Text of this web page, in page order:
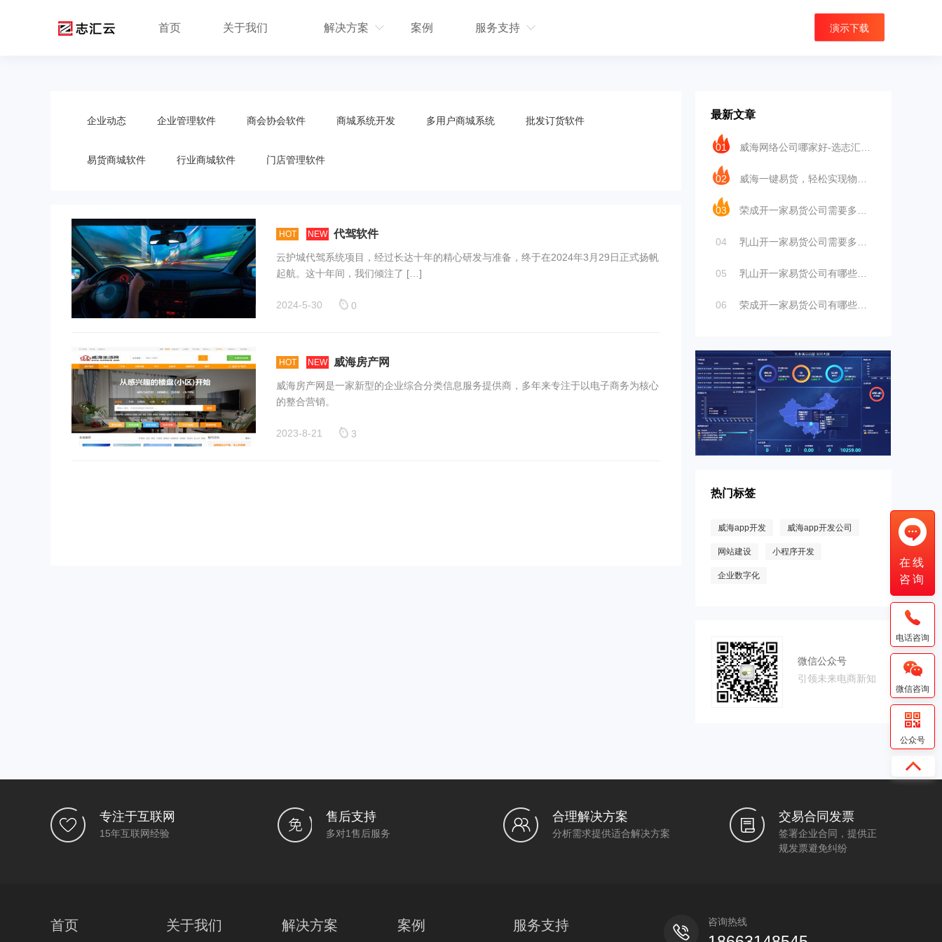
首页 关于我们 解决方案 案例 服务支持 演示下载
企业动态 企业管理软件 商会协会软件 商城系统开发 多用户商城系统 批发订货软件
易货商城软件 行业商城软件 门店管理软件
HOT NEW 代驾软件
云护城代驾系统项目，经过长达十年的精心研发与准备，终于在2024年3月29日正式扬帆
起航。这十年间，我们倾注了 […]
2024-5-30 0
HOT NEW 威海房产网
威海房产网是一家新型的企业综合分类信息服务提供商，多年来专注于以电子商务为核心
的整合营销。
2023-8-21 3
最新文章
01 威海网络公司哪家好-选志汇云网络
02 威海一键易货，轻松实现物物交换
03 荣成开一家易货公司需要多少钱？
04 乳山开一家易货公司需要多少钱
05 乳山开一家易货公司有哪些优势？
06 荣成开一家易货公司有哪些优势?
电商分销App有哪些优势？
电商违禁词及替换词
热门标签
威海app开发 威海app开发公司
网站建设 小程序开发
企业数字化
微信公众号
引领未来电商新知
专注于互联网
15年互联网经验
售后支持
多对1售后服务
合理解决方案
分析需求提供适合解决方案
交易合同发票
签署企业合同，提供正
规发票避免纠纷
首页 关于我们 解决方案 案例 服务支持 咨询热线
在线
咨询
电话咨询
微信咨询
公众号